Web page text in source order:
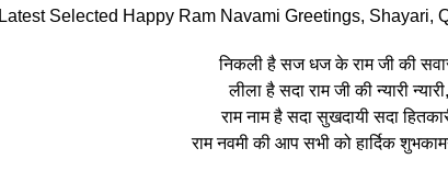
Latest Selected Happy Ram Navami Greetings, Shayari,
निकली है सज धज के राम जी की
लीला है सदा राम जी की न्यारी न्यारी,
राम नाम है सदा सुखदायी सदा
राम नवमी की आप सभी को हार्दिक